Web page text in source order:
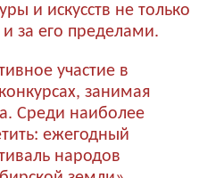
и искусств не только
за его пределами.
участие в
занимая
Среди наиболее
ежегодный
народов